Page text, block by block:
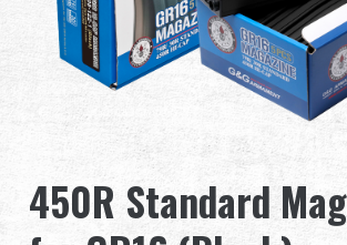
グローバル販売
私たちについて
競技会とイベント
450R Standard